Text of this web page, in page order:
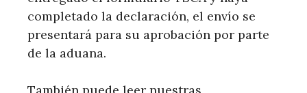
completado la declaración, el envío se
presentará para su aprobación por parte
de la aduana.